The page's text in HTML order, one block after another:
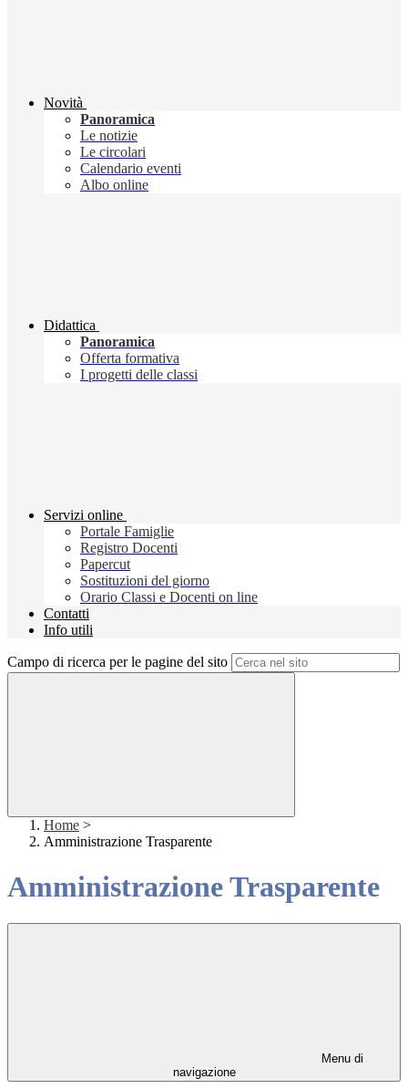
Novità
Panoramica
Le notizie
Le circolari
Calendario eventi
Albo online
Didattica
Panoramica
Offerta formativa
I progetti delle classi
Servizi online
Portale Famiglie
Registro Docenti
Papercut
Sostituzioni del giorno
Orario Classi e Docenti on line
Contatti
Info utili
Campo di ricerca per le pagine del sito
Home >
Amministrazione Trasparente
Amministrazione Trasparente
Menu di
navigazione